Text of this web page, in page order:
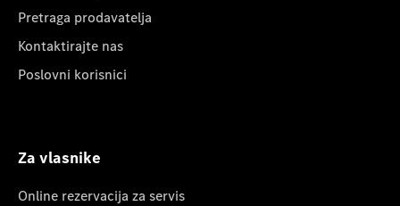
Pretraga prodavatelja
Kontaktirajte nas
Poslovni korisnici
Za vlasnike
Online rezervacija za servis